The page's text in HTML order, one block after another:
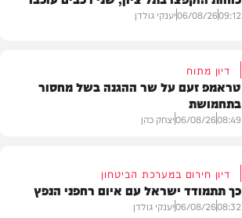
09:12
06/08/26יענקי גולדן
דיון מתוח
טראמפ זעם על שר ההגנה בשל מחסור
בתחמושת
08:49
06/08/26יצחק כהן
דיון חירום במערכת הביטחון
כך תתמודד ישראל עם איום רחפני הנפץ
08:32
06/08/26יענקי גולדן